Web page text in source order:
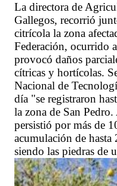
La directora de
Gallegos, recorrió
citrícola la zona
Federación, ocurrido
provocó daños
cítricas y hortícolas.
Nacional de
día "se registraron
la zona de San
persistió por más de
acumulación de hasta
siendo las piedras de